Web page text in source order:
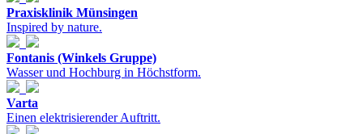
Praxisklinik Münsingen
Inspired by nature.
Fontanis (Winkels Gruppe)
Wasser und Hochburg in Höchstform.
Varta
Einen elektrisierender Auftritt.